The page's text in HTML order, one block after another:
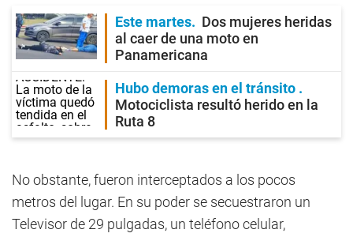
Este martes
Dos mujeres heridas
al caer de una moto en
Panamericana
Hubo demoras en el tránsito
Motociclista resultó herido en la
Ruta 8
No obstante, fueron interceptados a los pocos
metros del lugar. En su poder se secuestraron un
Televisor de 29 pulgadas, un teléfono celular,